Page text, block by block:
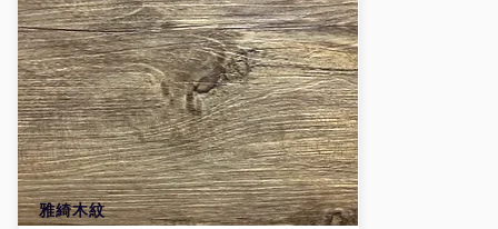
雅綺木紋